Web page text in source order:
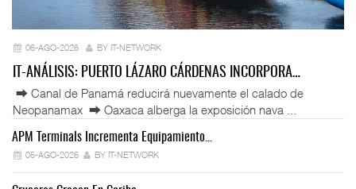
06-AGO-2026 BY IT-NETWORK
IT-ANÁLISIS: PUERTO LÁZARO CÁRDENAS INCORPORA…
⮕ Canal de Panamá reducirá nuevamente el calado de
Neopanamax ⮕ Oaxaca alberga la exposición nava ...
APM Terminals Incrementa Equipamiento…
05-AGO-2026 BY IT-NETWORK